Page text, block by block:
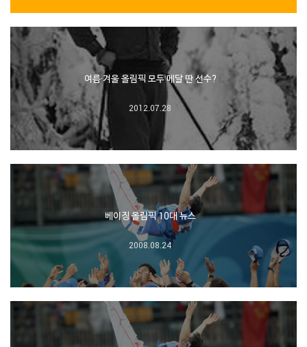
여름·겨울 올림픽 모두 메달 딴 선수?
2012.07.28
베이징 올림픽 10대 뉴스
2008.08.24